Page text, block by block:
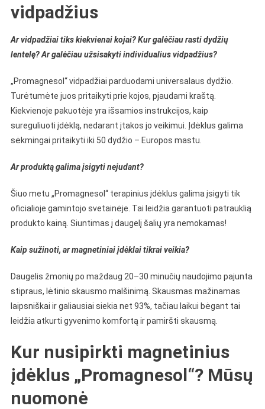
vidpadžius
Ar vidpadžiai tiks kiekvienai kojai? Kur galėčiau rasti dydžių
lentelę? Ar galėčiau užsisakyti individualius vidpadžius?
„Promagnesol“ vidpadžiai parduodami universalaus dydžio.
Turėtumėte juos pritaikyti prie kojos, pjaudami kraštą.
Kiekvienoje pakuotėje yra išsamios instrukcijos, kaip
sureguliuoti įdėklą, nedarant įtakos jo veikimui. Įdėklus galima
sėkmingai pritaikyti iki 50 dydžio – Europos mastu.
Ar produktą galima įsigyti nejudant?
Šiuo metu „Promagnesol“ terapinius įdėklus galima įsigyti tik
oficialioje gamintojo svetainėje. Tai leidžia garantuoti patrauklią
produkto kainą. Siuntimas į daugelį šalių yra nemokamas!
Kaip sužinoti, ar magnetiniai įdėklai tikrai veikia?
Daugelis žmonių po maždaug 20–30 minučių naudojimo pajunta
stipraus, lėtinio skausmo malšinimą. Skausmas mažinamas
laipsniškai ir galiausiai siekia net 93%, tačiau laikui bėgant tai
leidžia atkurti gyvenimo komfortą ir pamiršti skausmą.
Kur nusipirkti magnetinius
įdėklus „Promagnesol“? Mūsų
nuomonė